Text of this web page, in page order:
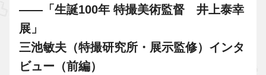
――「生誕100年 特撮美術監督 井上泰幸
展」
三池敏夫（特撮研究所・展示監修）インタ
ビュー（前編）